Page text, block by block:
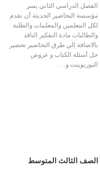
الفصل الدراسي الثاني يسر
مؤسسة التحاضير الحديثة أن تقدم
لكل المعلمين والمعلمات والطلبة
والطالبات مادة التفكير الناقد
بالاضافة إلي طرق التحاضير تحضير
حل أسئلة الكتاب و عروض
البوربوينت و…
الصف الثالث المتوسط